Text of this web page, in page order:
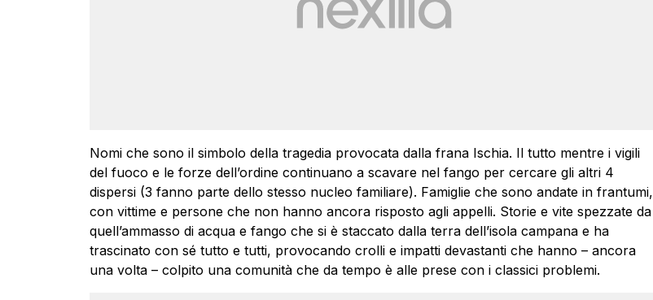
Nomi che sono il simbolo della tragedia provocata dalla frana Ischia. Il tutto mentre i vigili
del fuoco e le forze dell’ordine continuano a scavare nel fango per cercare gli altri 4
dispersi (3 fanno parte dello stesso nucleo familiare). Famiglie che sono andate in frantumi,
con vittime e persone che non hanno ancora risposto agli appelli. Storie e vite spezzate da
quell’ammasso di acqua e fango che si è staccato dalla terra dell’isola campana e ha
trascinato con sé tutto e tutti, provocando crolli e impatti devastanti che hanno – ancora
una volta – colpito una comunità che da tempo è alle prese con i classici problemi.